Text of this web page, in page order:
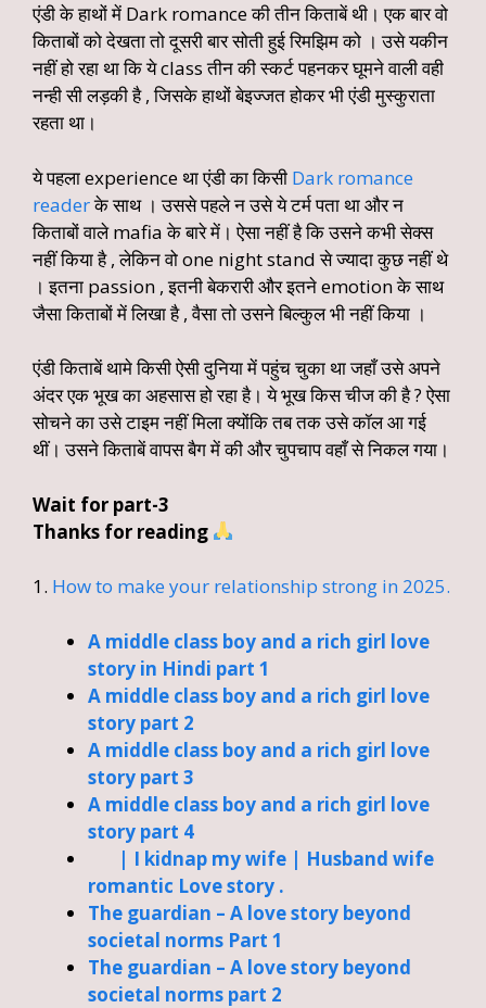
एंडी के हाथों में Dark romance की तीन किताबें थी। एक बार वो
किताबों को देखता तो दूसरी बार सोती हुई रिमझिम को । उसे यकीन
नहीं हो रहा था कि ये class तीन की स्कर्ट पहनकर घूमने वाली वही
नन्ही सी लड़की है , जिसके हाथों बेइज्जत होकर भी एंडी मुस्कुराता
रहता था।
ये पहला experience था एंडी का किसी Dark romance
readerके साथ । उससे पहले न उसे ये टर्म पता था और न
किताबों वाले mafia के बारे में। ऐसा नहीं है कि उसने कभी सेक्स
नहीं किया है , लेकिन वो one night stand से ज्यादा कुछ नहीं थे
। इतना passion , इतनी बेकरारी और इतने emotion के साथ
जैसा किताबों में लिखा है , वैसा तो उसने बिल्कुल भी नहीं किया ।
एंडी किताबें थामे किसी ऐसी दुनिया में पहुंच चुका था जहाँ उसे अपने
अंदर एक भूख का अहसास हो रहा है। ये भूख किस चीज की है ? ऐसा
सोचने का उसे टाइम नहीं मिला क्योंकि तब तक उसे कॉल आ गई
थीं। उसने किताबें वापस बैग में की और चुपचाप वहाँ से निकल गया।
Wait for part-3
Thanks for reading
1. How to make your relationship strong in 2025.
A middle class boy and a rich girl love
story in Hindi part 1
A middle class boy and a rich girl love
story part 2
A middle class boy and a rich girl love
story part 3
A middle class boy and a rich girl love
story part 4
| I kidnap my wife | Husband wife
romantic Love story .
The guardian – A love story beyond
societal norms Part 1
The guardian – A love story beyond
societal norms part 2